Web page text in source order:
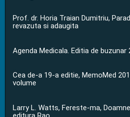
Prof. dr. Horia Traian Dumitriu,
revazuta si adaugita
Agenda Medicala. Editia de buzunar
Cea de-a 19-a editie, MemoMed
volume
Larry L. Watts, Fereste-ma,